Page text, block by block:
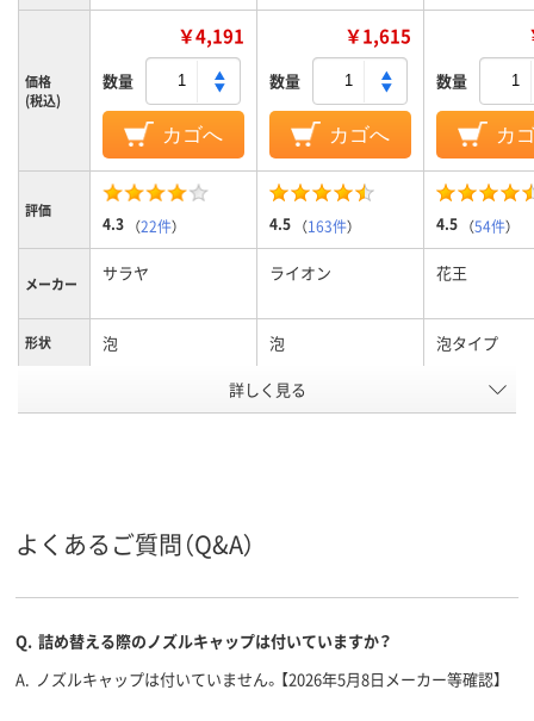
価格
(税込)
￥4,191
数量
カゴへ
￥1,615
数量
カゴへ
数量
カ
評価
4.3 （22件） 4.5 （163件） 4.5 （54件）
メーカー サラヤ ライオン 花王
形状 泡 泡 泡タイプ
弱アルカリ性
詳しく見る
よくあるご質問（Q&A）
Q. 詰め替える際のノズルキャップは付いていますか？
A. ノズルキャップは付いていません。【2026年5月8日メーカー等確認】